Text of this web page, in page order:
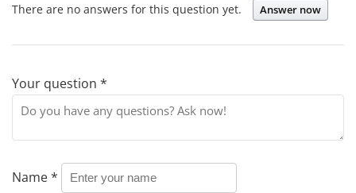
There are no answers for this question yet. Answer now
Your question *
Name*